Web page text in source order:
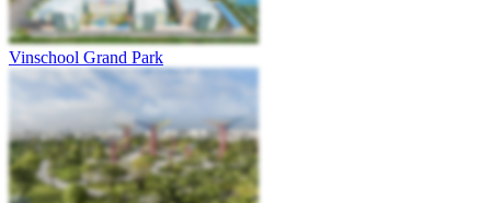
Vinschool Grand Park